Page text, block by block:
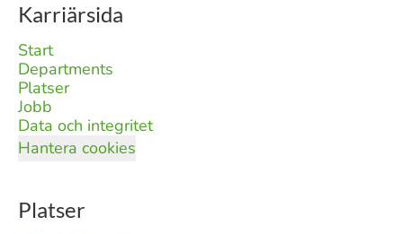
Karriärsida
Start
Departments
Platser
Jobb
Data och integritet
Hantera cookies
Platser